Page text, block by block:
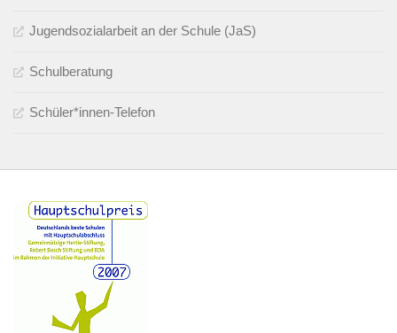
Jugendsozialarbeit an der Schule (JaS)
Schulberatung
Schüler*innen-Telefon